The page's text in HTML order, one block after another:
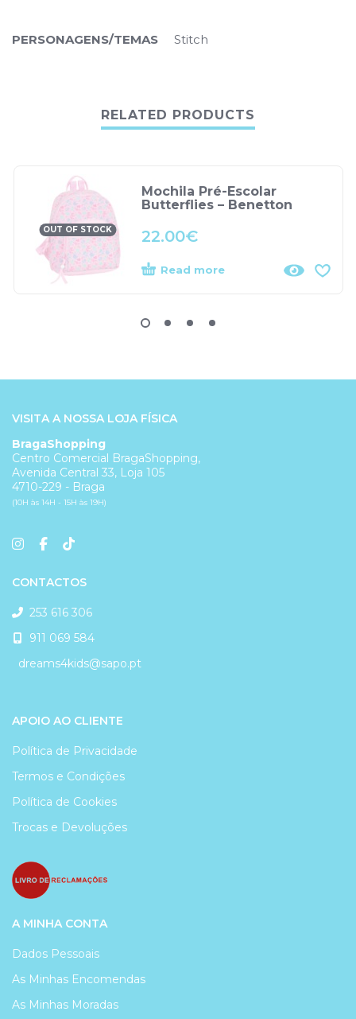
PERSONAGENS/TEMAS Stitch
RELATED PRODUCTS
OUT OF STOCK
Mochila Pré-Escolar
Butterflies – Benetton
22.00€
Read more
VISITA A NOSSA LOJA FÍSICA
BragaShopping
Centro Comercial BragaShopping,
Avenida Central 33, Loja 105
4710-229 - Braga
(10H às 14H - 15H às 19H)
CONTACTOS
253 616 306
911 069 584
dreams4kids@sapo.pt
APOIO AO CLIENTE
Política de Privacidade
Termos e Condições
Política de Cookies
Trocas e Devoluções
A MINHA CONTA
Dados Pessoais
As Minhas Encomendas
As Minhas Moradas